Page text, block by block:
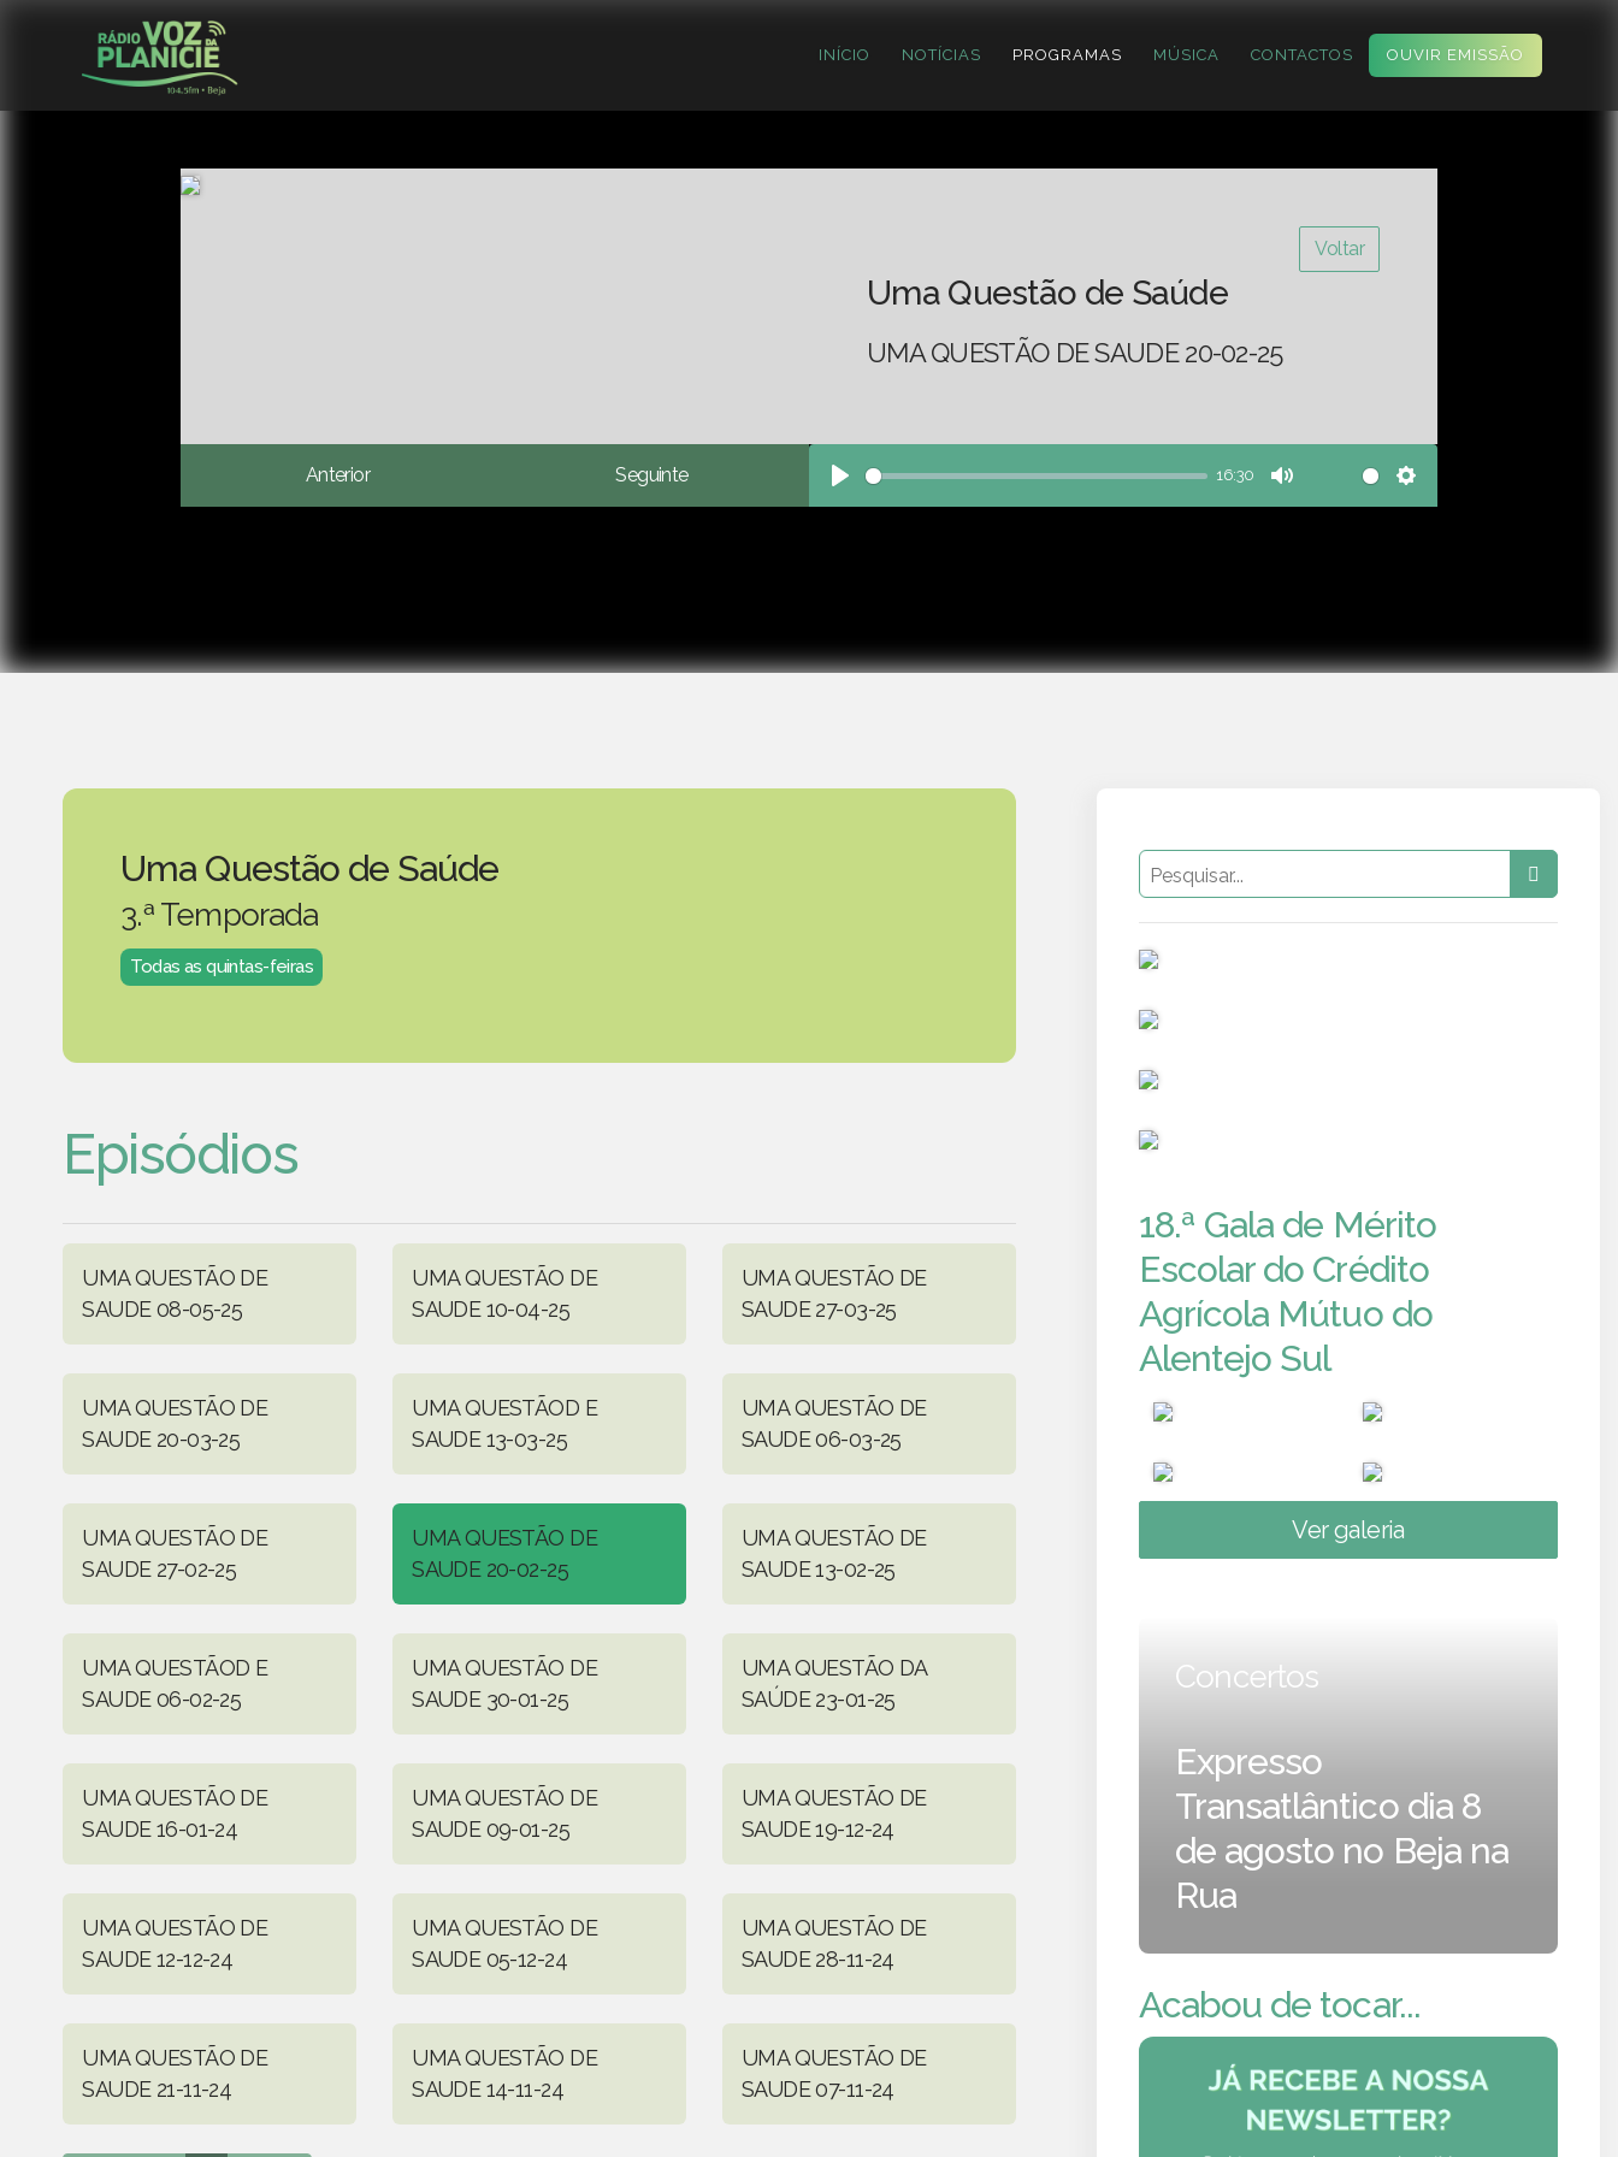
INÍCIO NOTÍCIAS PROGRAMAS MÚSICA CONTACTOS OUVIR EMISSÃO
Voltar
Uma Questão de Saúde
UMA QUESTÃO DE SAUDE 20-02-25
Anterior Seguinte
Play
16:30
Mute Settings
Uma Questão de Saúde
3.ª Temporada
Todas as quintas-feiras
Episódios
UMA QUESTÃO DE
SAUDE 08-05-25
UMA QUESTÃO DE
SAUDE 10-04-25
UMA QUESTÃO DE
SAUDE 27-03-25
UMA QUESTÃO DE
SAUDE 20-03-25
UMA QUESTÃOD E
SAUDE 13-03-25
UMA QUESTÃO DE
SAUDE 06-03-25
UMA QUESTÃO DE
SAUDE 27-02-25
UMA QUESTÃO DE
SAUDE 20-02-25
UMA QUESTÃO DE
SAUDE 13-02-25
UMA QUESTÃOD E
SAUDE 06-02-25
UMA QUESTÃO DE
SAUDE 30-01-25
UMA QUESTÃO DA
SAÚDE 23-01-25
UMA QUESTÃO DE
SAUDE 16-01-24
UMA QUESTÃO DE
SAUDE 09-01-25
UMA QUESTÃO DE
SAUDE 19-12-24
UMA QUESTÃO DE
SAUDE 12-12-24
UMA QUESTÃO DE
SAUDE 05-12-24
UMA QUESTÃO DE
SAUDE 28-11-24
UMA QUESTÃO DE
SAUDE 21-11-24
UMA QUESTÃO DE
SAUDE 14-11-24
UMA QUESTÃO DE
SAUDE 07-11-24
18.ª Gala de Mérito
Escolar do Crédito
Agrícola Mútuo do
Alentejo Sul
Ver galeria
Concertos
Expresso
Transatlântico dia 8
de agosto no Beja na
Rua
Acabou de tocar...